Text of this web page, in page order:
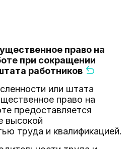
право на
при сокращении
работников
или штата
право на
предоставляется
высокой
труда и квалификацией.